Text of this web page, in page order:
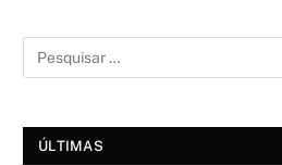
ÚLTIMAS